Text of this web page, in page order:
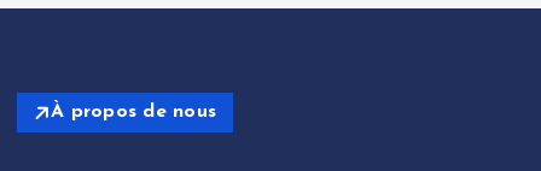
À propos de nous